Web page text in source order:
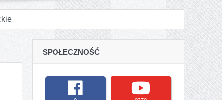
lokali gastronomicznych
SPOŁECZNOŚĆ